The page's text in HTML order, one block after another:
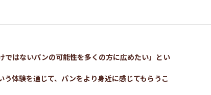
はないパンの可能性を多くの方に広めたい」とい
体験を通じて、パンをより身近に感じてもらうこ